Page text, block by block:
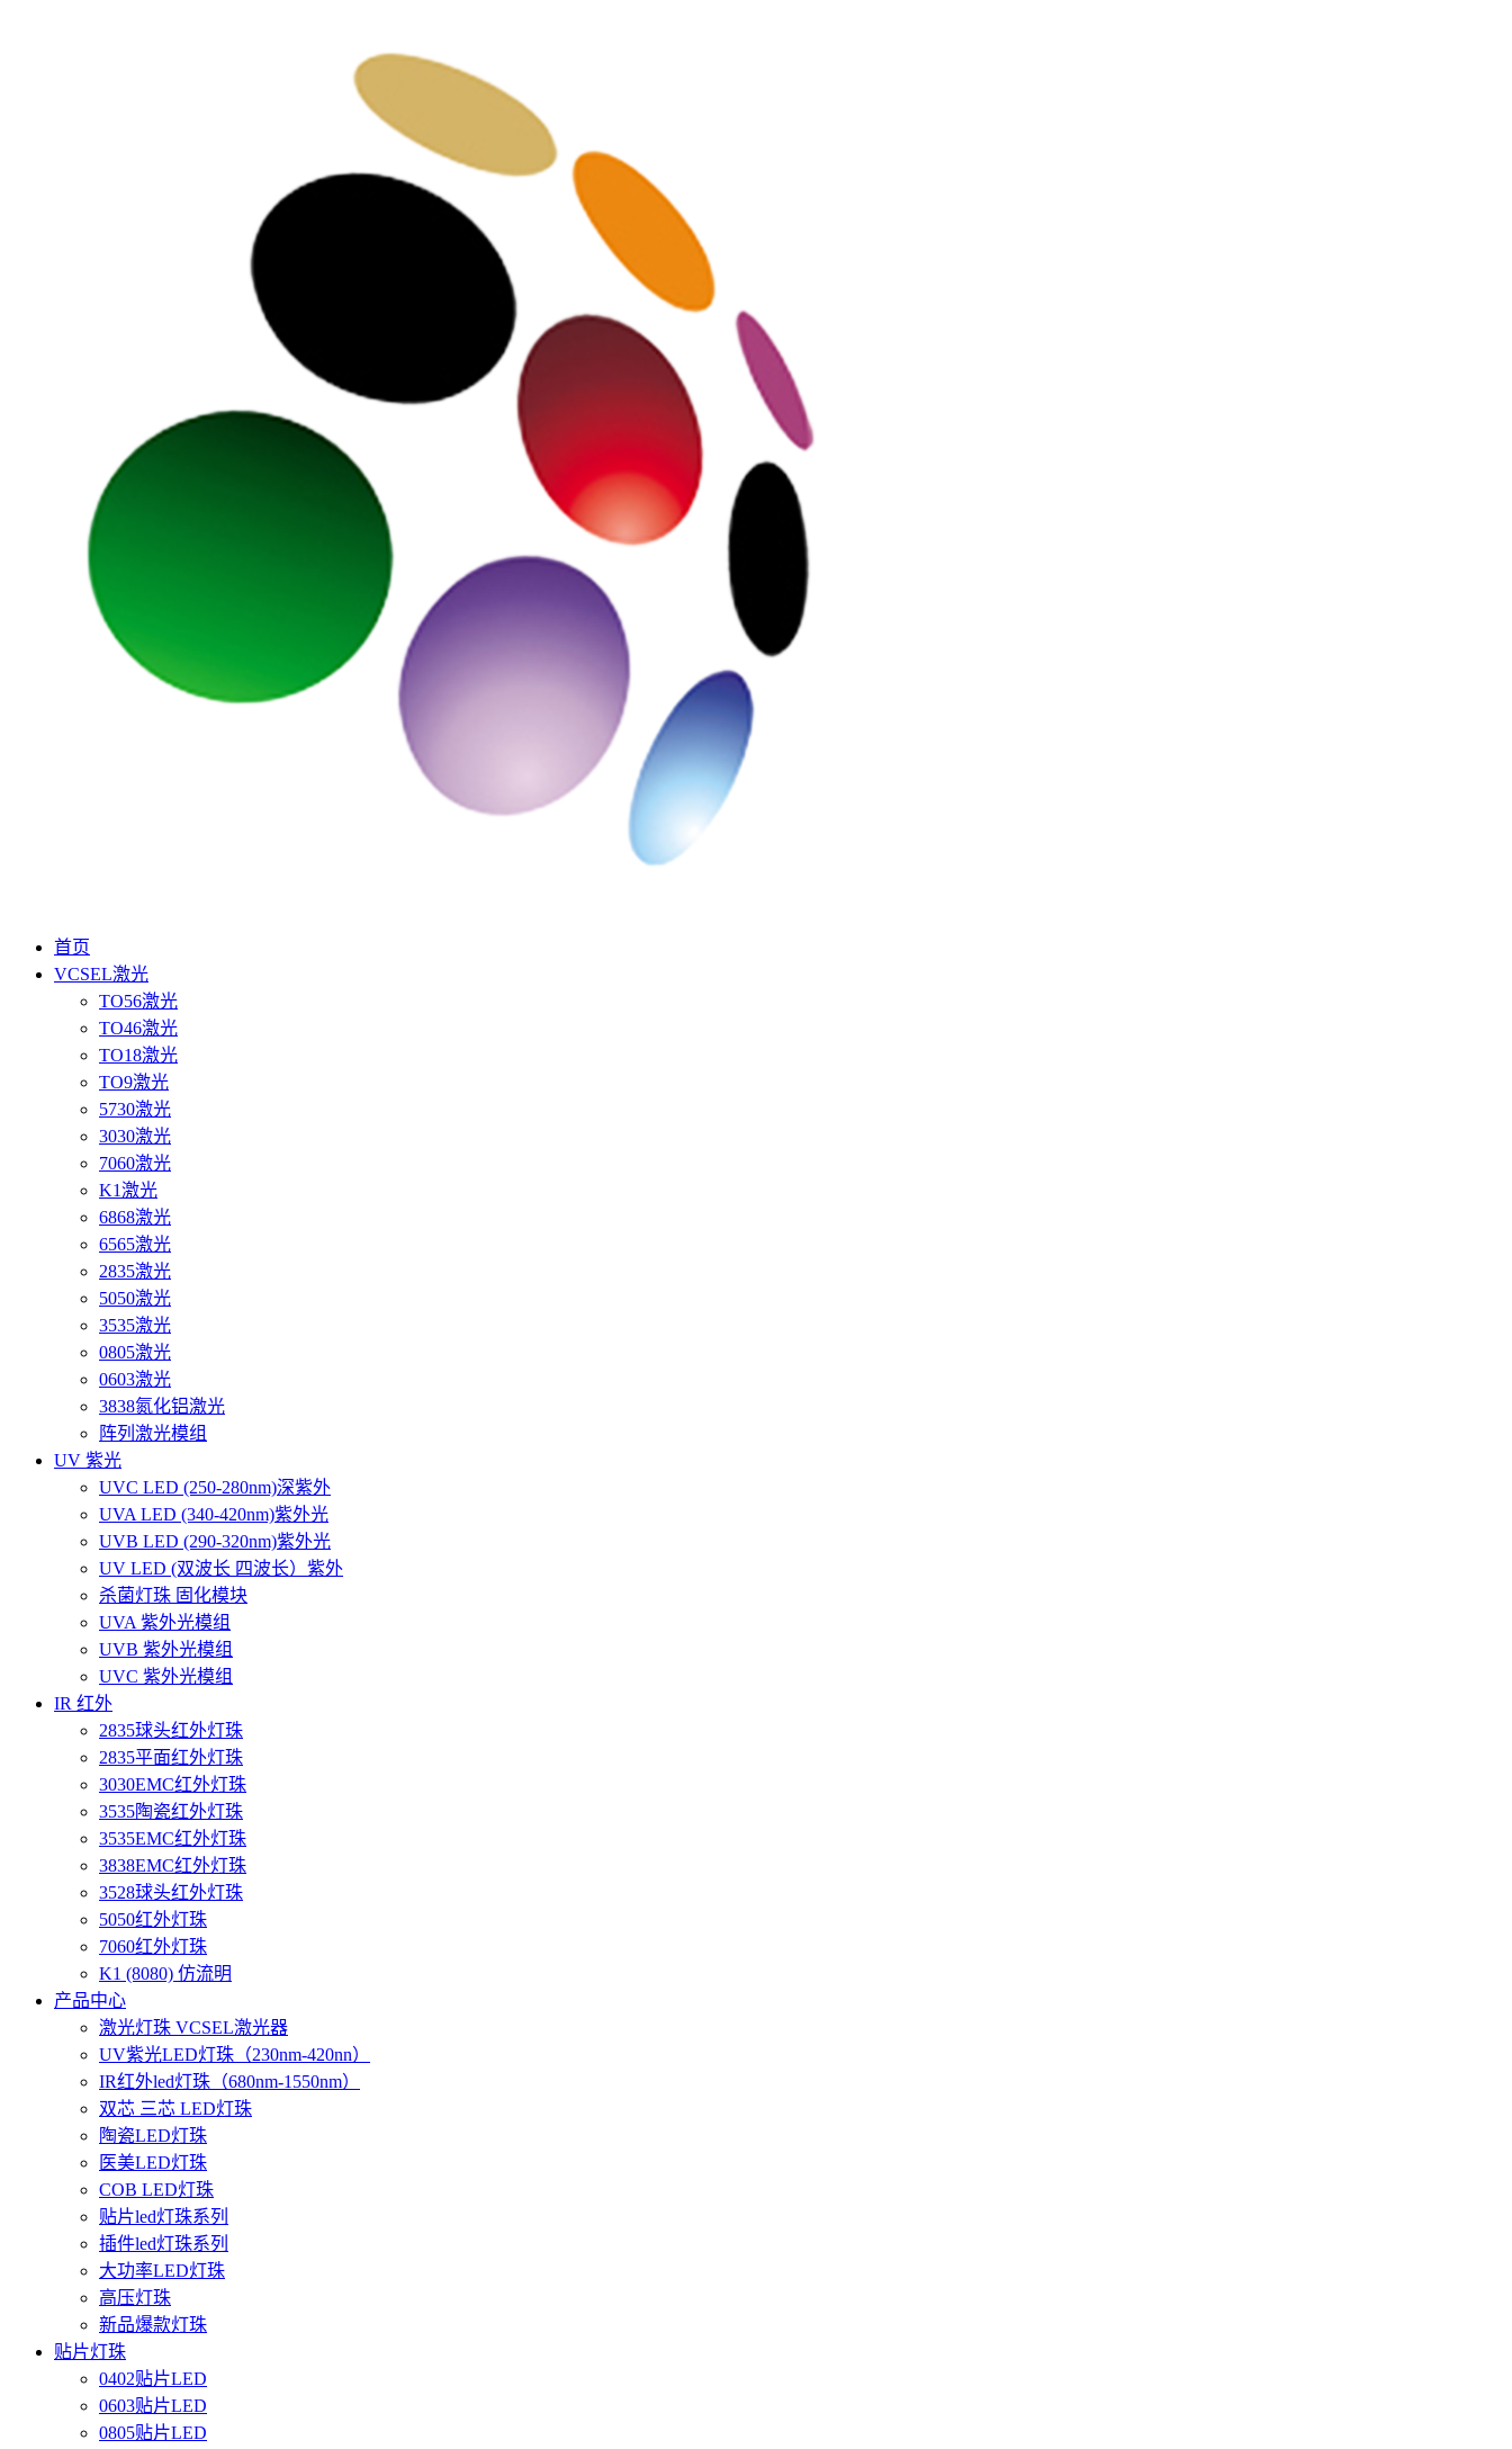
首页
VCSEL激光
TO56激光
TO46激光
TO18激光
TO9激光
5730激光
3030激光
7060激光
K1激光
6868激光
6565激光
2835激光
5050激光
3535激光
0805激光
0603激光
3838氮化铝激光
阵列激光模组
UV 紫光
UVC LED (250-280nm)深紫外
UVA LED (340-420nm)紫外光
UVB LED (290-320nm)紫外光
UV LED (双波长 四波长）紫外
杀菌灯珠 固化模块
UVA 紫外光模组
UVB 紫外光模组
UVC 紫外光模组
IR 红外
2835球头红外灯珠
2835平面红外灯珠
3030EMC红外灯珠
3535陶瓷红外灯珠
3535EMC红外灯珠
3838EMC红外灯珠
3528球头红外灯珠
5050红外灯珠
7060红外灯珠
K1 (8080) 仿流明
产品中心
激光灯珠 VCSEL激光器
UV紫光LED灯珠（230nm-420nn）
IR红外led灯珠（680nm-1550nm）
双芯 三芯 LED灯珠
陶瓷LED灯珠
医美LED灯珠
COB LED灯珠
贴片led灯珠系列
插件led灯珠系列
大功率LED灯珠
高压灯珠
新品爆款灯珠
贴片灯珠
0402贴片LED
0603贴片LED
0805贴片LED